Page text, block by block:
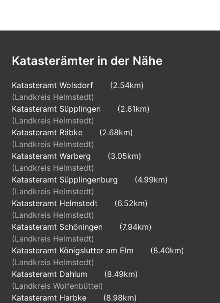
Katasterämter in der Nähe
Katasteramt Wolsdorf
(2.54km)
(Landkreis Helmstedt)
Katasteramt Süpplingen
(2.61km)
(Landkreis Helmstedt)
Katasteramt Räbke
(2.68km)
(Landkreis Helmstedt)
Katasteramt Warberg
(3.05km)
(Landkreis Helmstedt)
Katasteramt Süpplingenburg
(4.99km)
(Landkreis Helmstedt)
Katasteramt Helmstedt
(6.52km)
(Landkreis Helmstedt)
Katasteramt Schöningen
(7.94km)
(Landkreis Helmstedt)
Katasteramt Königslutter am Elm
(8.40km)
(Landkreis Helmstedt)
Katasteramt Dahlum
(8.49km)
(Landkreis Wolfenbüttel)
Katasteramt Harbke
(8.98km)